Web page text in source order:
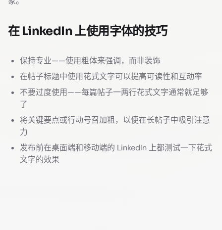
在 LinkedIn 上使用字体的技巧
保持专业——使用粗体来强调，而非装饰
在帖子标题中使用花式文字可以提高可读性和互动率
不要过度使用——每篇帖子一两行花式文字通常就足够
了
将关键要点或行动号召加粗，以便在长帖子中吸引注意
力
发布前在桌面端和移动端的 LinkedIn 上都测试一下花式
文字的效果